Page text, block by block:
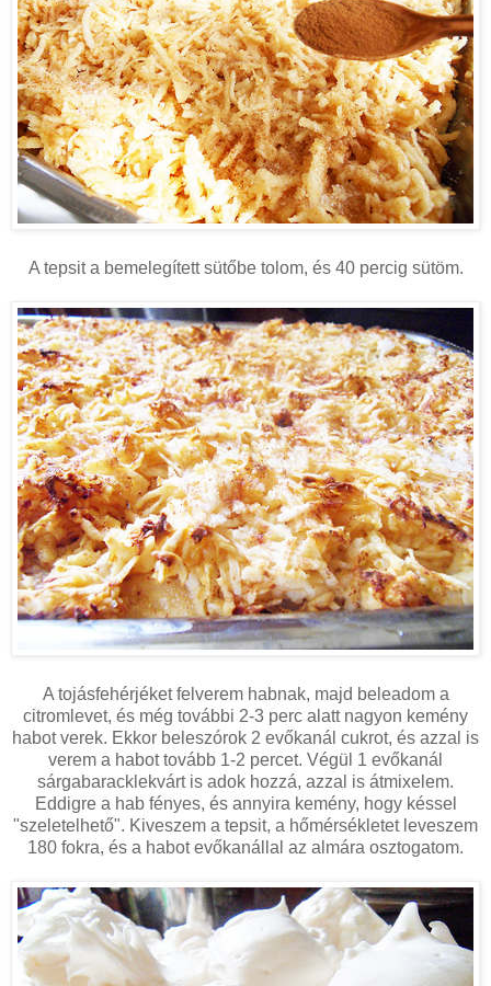
A tepsit a bemelegített sütőbe tolom, és 40 percig sütöm.
A tojásfehérjéket felverem habnak, majd beleadom a
citromlevet, és még további 2-3 perc alatt nagyon kemény
habot verek. Ekkor beleszórok 2 evőkanál cukrot, és azzal is
verem a habot tovább 1-2 percet. Végül 1 evőkanál
sárgabaracklekvárt is adok hozzá, azzal is átmixelem.
Eddigre a hab fényes, és annyira kemény, hogy késsel
"szeletelhető". Kiveszem a tepsit, a hőmérsékletet leveszem
180 fokra, és a habot evőkanállal az almára osztogatom.